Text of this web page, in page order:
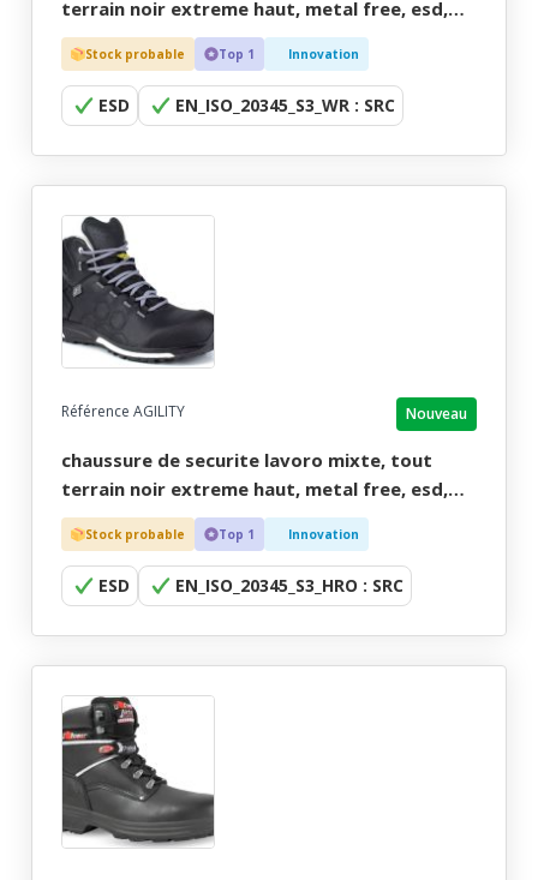
terrain noir extreme haut, metal free, esd,
aquatex - ce en iso 20345 s3 wr src esd -
36/48Stock probable Top 1 Innovation
ESD EN_ISO_20345_S3_WR : SRC
Référence AGILITY Nouveau
chaussure de securite lavoro mixte, tout
terrain noir extreme haut, metal free, esd,
sympatex - ce en iso 20345 s3 hro src esd -
35/48 "jaep"
Stock probable Top 1 Innovation
ESD EN_ISO_20345_S3_HRO : SRC